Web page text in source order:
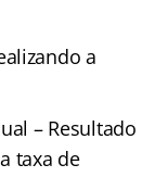
a
– Resultado
taxa de